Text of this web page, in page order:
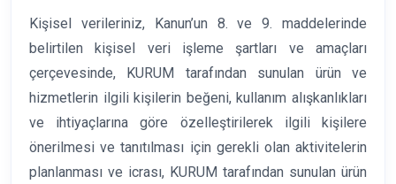
Kişisel verileriniz, Kanun’un 8. ve 9. maddelerinde
belirtilen kişisel veri işleme şartları ve amaçları
çerçevesinde, KURUM tarafından sunulan ürün ve
hizmetlerin ilgili kişilerin beğeni, kullanım alışkanlıkları
ve ihtiyaçlarına göre özelleştirilerek ilgili kişilere
önerilmesi ve tanıtılması için gerekli olan aktivitelerin
planlanması ve icrası, KURUM tarafından sunulan ürün